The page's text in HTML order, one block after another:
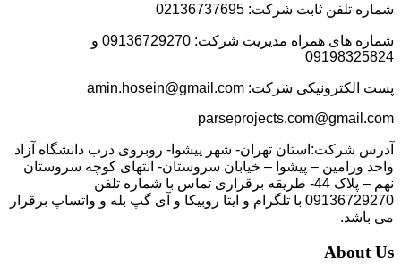
شماره تلفن ثابت شرکت: 02136737695
شماره های همراه مدیریت شرکت: 09136729270 و
09198325824
پست الکترونیکی شرکت: amin.hosein@gmail.com
parseprojects.com@gmail.com
آدرس شرکت:استان تهران- شهر پیشوا- روبروی درب دانشگاه آزاد
واحد ورامین – پیشوا – خیابان سروستان- انتهای کوچه سروستان
نهم – پلاک 44- طریقه برقراری تماس با شماره تلفن
09136729270 با تلگرام و ایتا روبیکا و آی گپ بله و واتساپ برقرار
می باشد.
About Us